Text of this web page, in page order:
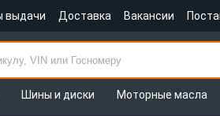
выдачи Доставка Вакансии
Шины и диски Моторные масла